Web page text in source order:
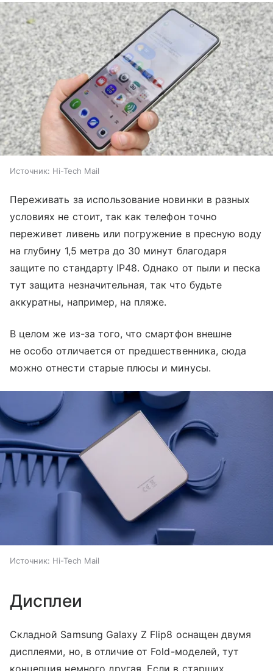
Источник: Hi-Tech Mail
Переживать за использование новинки в разных
условиях не стоит, так как телефон точно
переживет ливень или погружение в пресную воду
на глубину 1,5 метра до 30 минут благодаря
защите по стандарту IP48. Однако от пыли и песка
тут защита незначительная, так что будьте
аккуратны, например, на пляже.
В целом же из-за того, что смартфон внешне
не особо отличается от предшественника, сюда
можно отнести старые плюсы и минусы.
Источник: Hi-Tech Mail
Дисплеи
Складной Samsung Galaxy Z Flip8 оснащен двумя
дисплеями, но, в отличие от Fold-моделей, тут
концепция немного другая. Если в старших